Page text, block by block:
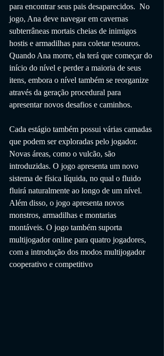
para encontrar seus pais desaparecidos.  No
jogo, Ana deve navegar em cavernas
subterrâneas mortais cheias de inimigos
hostis e armadilhas para coletar tesouros.
Quando Ana morre, ela terá que começar do
início do nível e perder a maioria de seus
itens, embora o nível também se reorganize
através da geração procedural para
apresentar novos desafios e caminhos.
Cada estágio também possui várias camadas
que podem ser exploradas pelo jogador.
Novas áreas, como o vulcão, são
introduzidas. O jogo apresenta um novo
sistema de física líquida, no qual o fluido
fluirá naturalmente ao longo de um nível.
Além disso, o jogo apresenta novos
monstros, armadilhas e montarias
montáveis. O jogo também suporta
multijogador online para quatro jogadores,
com a introdução dos modos multijogador
cooperativo e competitivo